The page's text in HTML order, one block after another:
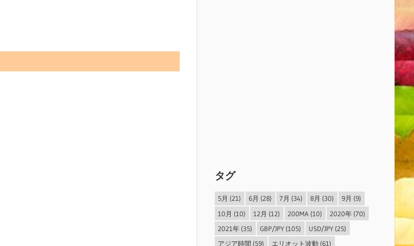
タグ
5月 (21) 6月 (28) 7月 (34) 8月 (30) 9月 (9)
10月 (10) 12月 (12) 200MA (10) 2020年 (70)
2021年 (35) GBP/JPY (105) USD/JPY (25)
アジア時間 (59) エリオット波動 (61)